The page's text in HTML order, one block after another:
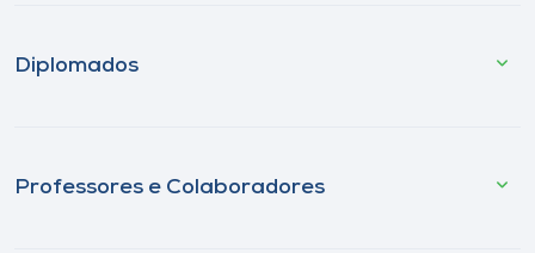
Diplomados
Professores e Colaboradores